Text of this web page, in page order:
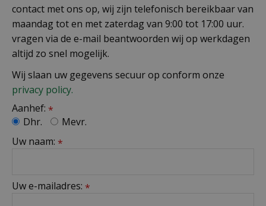
contact met ons op, wij zijn telefonisch bereikbaar van
maandag tot en met zaterdag van 9:00 tot 17:00 uur.
vragen via de e-mail beantwoorden wij op werkdagen
altijd zo snel mogelijk.
Wij slaan uw gegevens secuur op conform onze
privacy policy.
Aanhef: *
Dhr.
Mevr.
Uw naam: *
Uw e-mailadres: *